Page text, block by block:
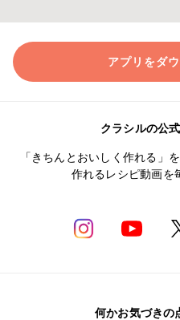
アプリをダ
クラシルの公
「きちんとおいしく作れる」
作れるレシピ動画を
何かお気づきの